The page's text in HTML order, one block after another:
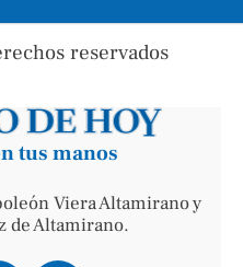
reservados
tus manos
Viera Altamirano y
de Altamirano.